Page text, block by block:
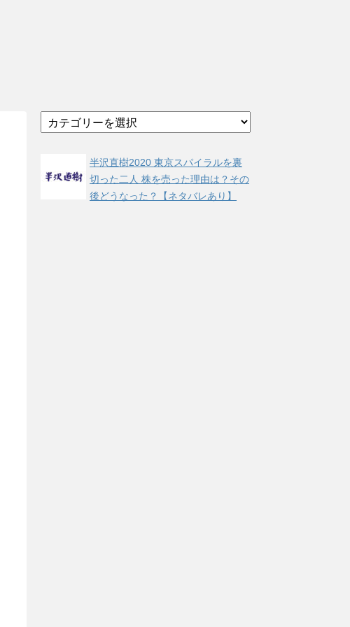
テ
ー
半沢直樹2020 東京スパイラルを裏
切った二人 株を売った理由は？その
後どうなった？【ネタバレあり】